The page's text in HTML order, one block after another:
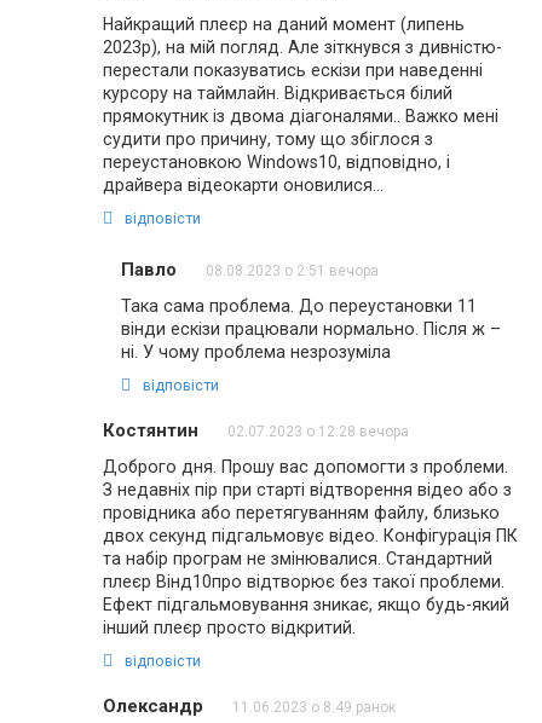
Найкращий плеєр на даний момент (липень
2023р), на мій погляд. Але зіткнувся з дивністю-
перестали показуватись ескізи при наведенні
курсору на таймлайн. Відкривається білий
прямокутник із двома діагоналями.. Важко мені
судити про причину, тому що збіглося з
переустановкою Windows10, відповідно, і
драйвера відеокарти оновилися…
відповісти
Павло 08.08.2023 о 2:51 вечора
Така сама проблема. До переустановки 11
вінди ескізи працювали нормально. Після ж –
ні. У чому проблема незрозуміла
відповісти
Костянтин 02.07.2023 о 12:28 вечора
Доброго дня. Прошу вас допомогти з проблеми.
З недавніх пір при старті відтворення відео або з
провідника або перетягуванням файлу, близько
двох секунд підгальмовує відео. Конфігурація ПК
та набір програм не змінювалися. Стандартний
плеєр Вінд10про відтворює без такої проблеми.
Ефект підгальмовування зникає, якщо будь-який
інший плеєр просто відкритий.
відповісти
Олександр 11.06.2023 о 8:49 ранок